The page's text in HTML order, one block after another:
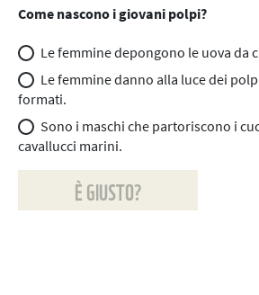
Come nascono i giovani polpi?
Le femmine depongono le uova da
Le femmine danno alla luce dei
formati.
Sono i maschi che partoriscono i
cavallucci marini.
È GIUSTO?